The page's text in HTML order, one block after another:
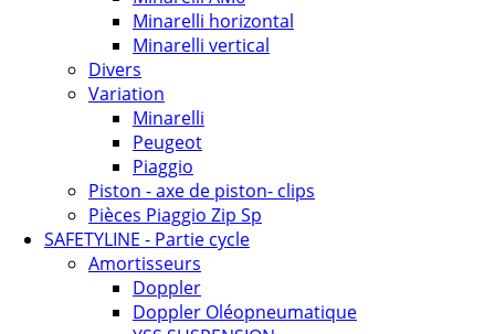
Minarelli horizontal
Minarelli vertical
Divers
Variation
Minarelli
Peugeot
Piaggio
Piston - axe de piston- clips
Pièces Piaggio Zip Sp
SAFETYLINE - Partie cycle
Amortisseurs
Doppler
Doppler Oléopneumatique